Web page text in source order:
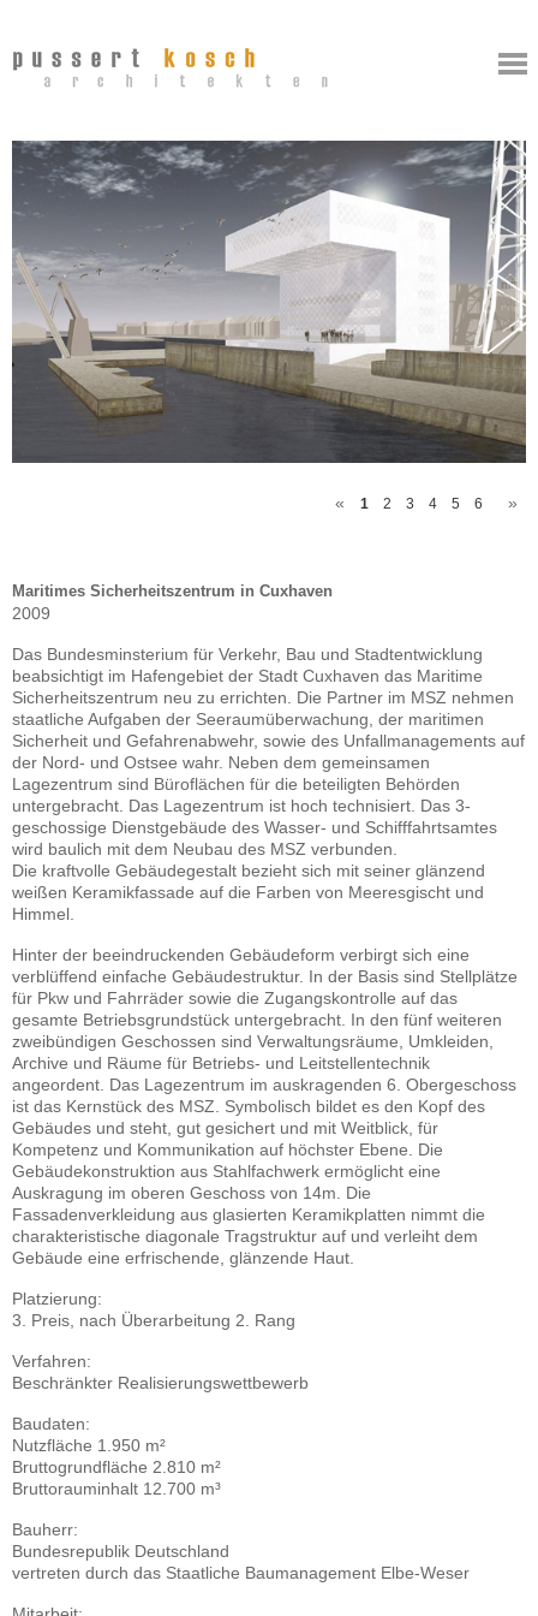
1 2 3 4 5 6
Maritimes Sicherheitszentrum in Cuxhaven
2009
Das Bundesminsterium für Verkehr, Bau und Stadtentwicklung
beabsichtigt im Hafengebiet der Stadt Cuxhaven das Maritime
Sicherheitszentrum neu zu errichten. Die Partner im MSZ nehmen
staatliche Aufgaben der Seeraumüberwachung, der maritimen
Sicherheit und Gefahrenabwehr, sowie des Unfallmanagements auf
der Nord- und Ostsee wahr. Neben dem gemeinsamen
Lagezentrum sind Büroflächen für die beteiligten Behörden
untergebracht. Das Lagezentrum ist hoch technisiert. Das 3-
geschossige Dienstgebäude des Wasser- und Schifffahrtsamtes
wird baulich mit dem Neubau des MSZ verbunden.
Die kraftvolle Gebäudegestalt bezieht sich mit seiner glänzend
weißen Keramikfassade auf die Farben von Meeresgischt und
Himmel.
Hinter der beeindruckenden Gebäudeform verbirgt sich eine
verblüffend einfache Gebäudestruktur. In der Basis sind Stellplätze
für Pkw und Fahrräder sowie die Zugangskontrolle auf das
gesamte Betriebsgrundstück untergebracht. In den fünf weiteren
zweibündigen Geschossen sind Verwaltungsräume, Umkleiden,
Archive und Räume für Betriebs- und Leitstellentechnik
angeordent. Das Lagezentrum im auskragenden 6. Obergeschoss
ist das Kernstück des MSZ. Symbolisch bildet es den Kopf des
Gebäudes und steht, gut gesichert und mit Weitblick, für
Kompetenz und Kommunikation auf höchster Ebene. Die
Gebäudekonstruktion aus Stahlfachwerk ermöglicht eine
Auskragung im oberen Geschoss von 14m. Die
Fassadenverkleidung aus glasierten Keramikplatten nimmt die
charakteristische diagonale Tragstruktur auf und verleiht dem
Gebäude eine erfrischende, glänzende Haut.
Platzierung:
3. Preis, nach Überarbeitung 2. Rang
Verfahren:
Beschränkter Realisierungswettbewerb
Baudaten:
Nutzfläche 1.950 m²
Bruttogrundfläche 2.810 m²
Bruttorauminhalt 12.700 m³
Bauherr:
Bundesrepublik Deutschland
vertreten durch das Staatliche Baumanagement Elbe-Weser